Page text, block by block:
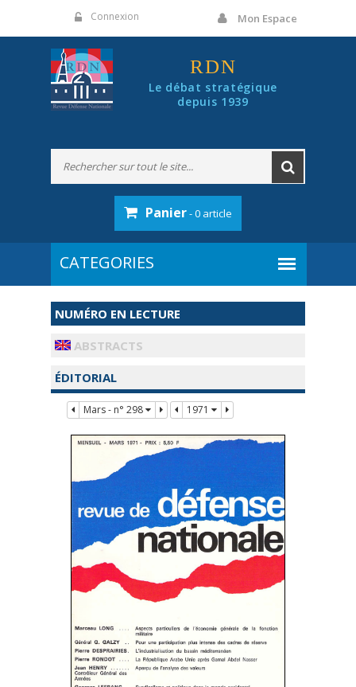
Connexion Mon Espace
RDN
Le débat stratégique
depuis 1939
Panier- 0 article
NUMÉRO EN LECTURE
ABSTRACTS
ÉDITORIAL
Mars - n° 298 1971